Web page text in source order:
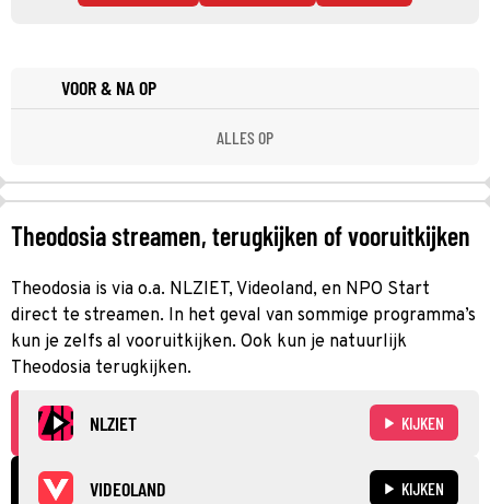
VOOR & NA OP
ALLES OP
Theodosia streamen, terugkijken of vooruitkijken
Theodosia is via o.a. NLZIET, Videoland, en NPO Start
direct te streamen. In het geval van sommige programma’s
kun je zelfs al vooruitkijken. Ook kun je natuurlijk
Theodosia terugkijken.
NLZIET KIJKEN
VIDEOLAND KIJKEN